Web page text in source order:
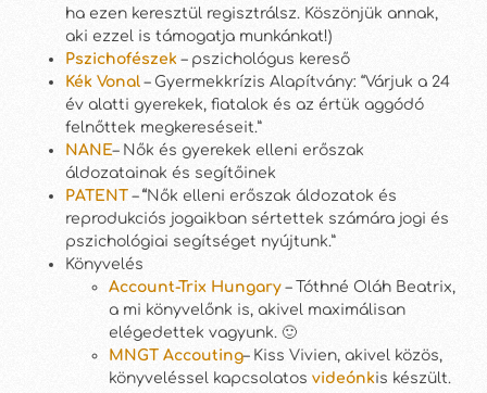
ha ezen keresztül regisztrálsz. Köszönjük annak,
aki ezzel is támogatja munkánkat!)
Pszichofészek– pszichológus kereső
Kék Vonal – Gyermekkrízis Alapítvány: “Várjuk a 24
év alatti gyerekek, fiatalok és az értük aggódó
felnőttek megkereséseit.”
NANE– Nők és gyerekek elleni erőszak
áldozatainak és segítőinek
PATENT – “Nők elleni erőszak áldozatok és
reprodukciós jogaikban sértettek számára jogi és
pszichológiai segítséget nyújtunk.”
Könyvelés
Account-Trix Hungary– Tóthné Oláh Beatrix,
a mi könyvelőnk is, akivel maximálisan
elégedettek vagyunk. 🙂
MNGT Accouting– Kiss Vivien, akivel közös,
könyveléssel kapcsolatos videónkis készült.